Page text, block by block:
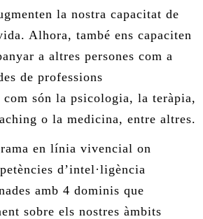
la nostra capacitat de
Alhora, també ens capaciten
a altres persones com a
de professions
com són la psicologia, la teràpia,
o la medicina, entre altres.
en línia vivencial on
d’intel·ligència
amb 4 dominis que
sobre els nostres àmbits